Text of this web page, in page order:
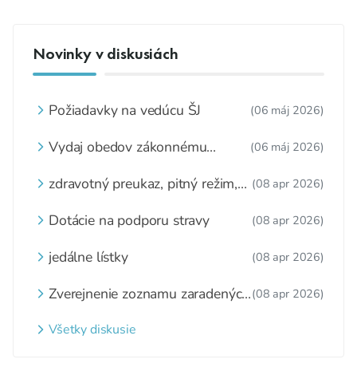
Novinky v diskusiách
Požiadavky na vedúcu ŠJ (06 máj 2026)
Vydaj obedov zákonnému
(06 máj 2026)
zdravotný preukaz, pitný režim,
(08 apr 2026)
Dotácie na podporu stravy (08 apr 2026)
jedálne lístky (08 apr 2026)
Zverejnenie zoznamu zaradených
webovom sídle
(08 apr 2026)
Všetky diskusie